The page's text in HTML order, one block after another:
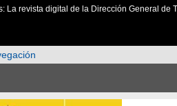
La revista digital de la Dirección General